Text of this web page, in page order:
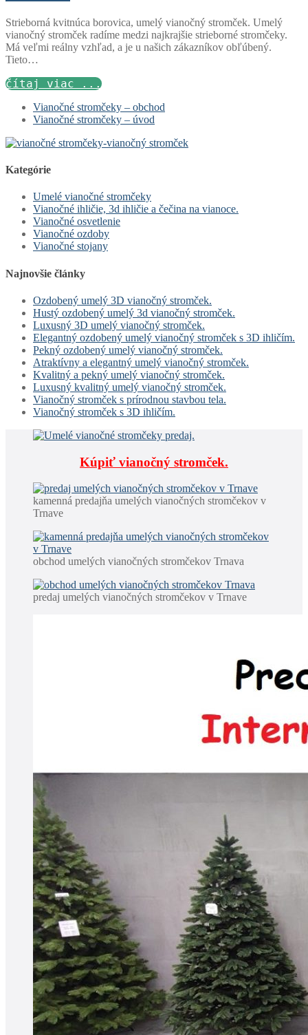
Strieborná kvitnúca borovica, umelý vianočný stromček. Umelý
vianočný stromček radíme medzi najkrajšie strieborné stromčeky.
Má veľmi reálny vzhľad, a je u našich zákazníkov obľúbený.
Tieto…
čítaj viac ...
Vianočné stromčeky – obchod
Vianočné stromčeky – úvod
Kategórie
Umelé vianočné stromčeky
Vianočné ihličie, 3d ihličie a čečina na vianoce.
Vianočné osvetlenie
Vianočné ozdoby
Vianočné stojany
Najnovšie články
Ozdobený umelý 3D vianočný stromček.
Hustý ozdobený umelý 3d vianočný stromček.
Luxusný 3D umelý vianočný stromček.
Elegantný ozdobený umelý vianočný stromček s 3D ihličím.
Pekný ozdobený umelý vianočný stromček.
Atraktívny a elegantný umelý vianočný stromček.
Kvalitný a pekný umelý vianočný stromček.
Luxusný kvalitný umelý vianočný stromček.
Vianočný stromček s prírodnou stavbou tela.
Vianočný stromček s 3D ihličím.
Kúpiť vianočný stromček.
kamenná predajňa umelých vianočných stromčekov v
Trnave
obchod umelých vianočných stromčekov Trnava
predaj umelých vianočných stromčekov v Trnave